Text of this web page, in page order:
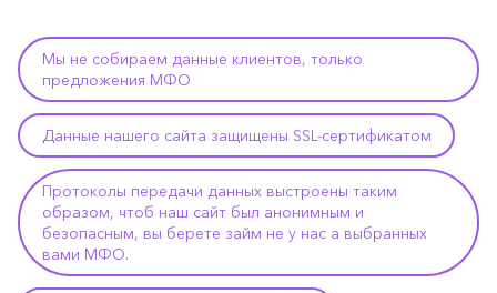
Мы не собираем данные клиентов, только
предложения МФО
Данные нашего сайта защищены SSL-сертификатом
Протоколы передачи данных выстроены таким
образом, чтоб наш сайт был анонимным и
безопасным, вы берете займ не у нас а выбранных
вами МФО.